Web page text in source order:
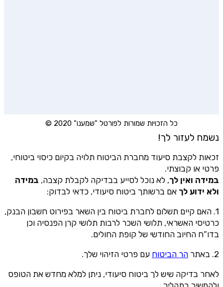
כל הזכויות שמורות לפורטל "שמענו" 2020 ©
נשמח לעזור לך!
זכאות לקצבת סיעוד מחברת הביטוח תלויה בקיום כיסוי ביטוחי,
פרטי או קבוצתי.
במידה ואין לך, לא נוכל לסייע בבדיקה לקבלת קצבה, במידה
ולא ידוע לך אם ברשותך ביטוח סיעודי, כדאי לבדוק:
1. האם קיים תשלום לחברת ביטוח בין השאר בפירוט חשבון הבנק,
כרטיסי האשראי, תלושי השכר לרבות תלושי קרן הפנסיה וכן
בדו”ח החיוב החודשי של קופת החולים.
2. באתר
הר הביטוח עם פרטי הזיהוי שלך.
לאחר בדיקה שיש לך ביטוח סיעודי, ניתן למלא מחדש את הטופס